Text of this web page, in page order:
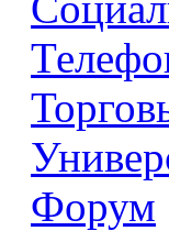
Форум